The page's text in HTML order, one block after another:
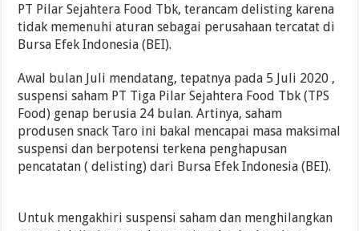
PT Pilar Sejahtera Food Tbk, terancam delisting karena
tidak memenuhi aturan sebagai perusahaan tercatat di
Bursa Efek Indonesia (BEI).
Awal bulan Juli mendatang, tepatnya pada 5 Juli 2020 ,
suspensi saham PT Tiga Pilar Sejahtera Food Tbk (TPS
Food) genap berusia 24 bulan. Artinya, saham
produsen snack Taro ini bakal mencapai masa maksimal
suspensi dan berpotensi terkena penghapusan
pencatatan ( delisting) dari Bursa Efek Indonesia (BEI).
Untuk mengakhiri suspensi saham dan menghilangkan